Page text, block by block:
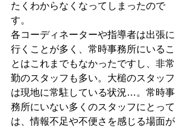
たくわからなくなってしまったので
す。
各コーディネーターや指導者は出張に
行くことが多く、常時事務所にいるこ
とはこれまでもなかったですし、非常
勤のスタッフも多い。大槌のスタッフ
は現地に常駐している状況…。常時事
務所にいない多くのスタッフにとって
は、情報不足や不便さを感じる場面が